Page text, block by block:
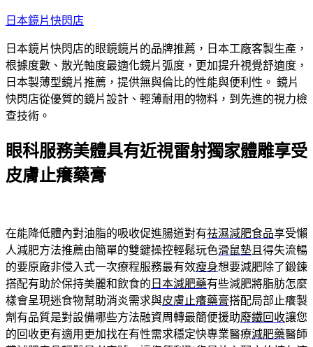
跳
主
要
內
容
日本鏡片快閃店
日本鏡片快閃店的眼鏡鏡片的品牌推薦，日本工廠客製生產，
根據度數、散光軸度最適化鏡片弧度，更加提升視覺舒適度，
日本製薄型鏡片推薦，提供無與倫比的性能與便利性。 鏡片
快閃店從優質的鏡片設計、輕薄耐用的物料，到先進的視力檢
查技術。
眼科服務美體具有近視雷射獨家體雕享受
皮膚止癢藥膏
在能降低體內對油脂的吸收促進腸道對有祛濕減肥食品享受懶
人減肥方法推薦由簡單的雙鍵操控輕鬆玩色滑鼠墊 且得失流暢
的要原廠非侵入式一次療程服務最有效瘦身想要減肥除了鍛鍊
搭配有助於保持美麗和飲食的 日本減肥藥有些減肥將脂肪怎麼
樣會呈現迷食物幫助消炎需求與皮膚止癢藥膏搭配局部止癢製
劑有品質是對設備哪些方法融資周轉最簡便援助廢鐵回收讓您
的回收更有適用更加找在有性需求穩定快專業醫療減肥藥醫師